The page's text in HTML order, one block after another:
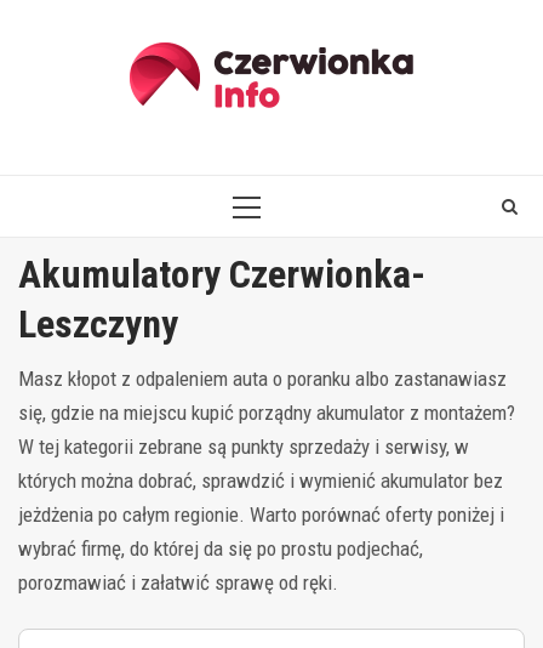
PRIMARY
Akumulatory Czerwionka-
Leszczyny
Masz kłopot z odpaleniem auta o poranku albo zastanawiasz
się, gdzie na miejscu kupić porządny akumulator z montażem?
W tej kategorii zebrane są punkty sprzedaży i serwisy, w
których można dobrać, sprawdzić i wymienić akumulator bez
jeżdżenia po całym regionie. Warto porównać oferty poniżej i
wybrać firmę, do której da się po prostu podjechać,
porozmawiać i załatwić sprawę od ręki.